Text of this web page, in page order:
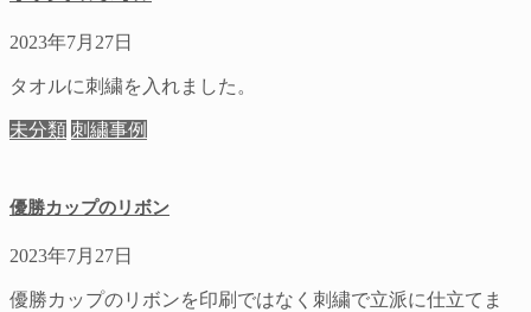
2023年7月27日
タオルに刺繍を入れました。
未分類 刺繍事例
優勝カップのリボン
2023年7月27日
優勝カップのリボンを印刷ではなく刺繍で立派に仕立てま